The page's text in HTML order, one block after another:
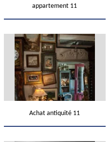
appartement 11
Achat antiquité 11